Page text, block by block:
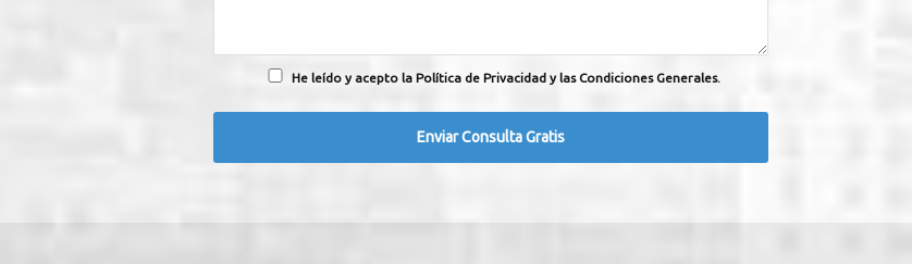
He leído y acepto la Política de Privacidad y las Condiciones Generales.